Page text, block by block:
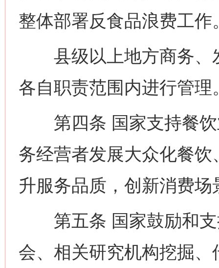
整体部署反食品浪费工作
县级以上地方商务、
各自职责范围内进行管理
第四条 国家支持餐饮
务经营者发展大众化餐
升服务品质，创新消费
第五条 国家鼓励和支
会、相关研究机构挖掘